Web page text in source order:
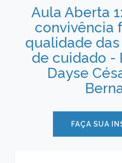
Aula Aberta
convivência
qualidade
de cuidado -
Dayse
FAÇA SUA